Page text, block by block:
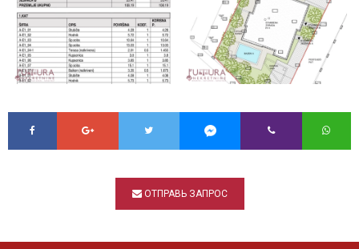
ОТПРАВЬ ЗАПРОС